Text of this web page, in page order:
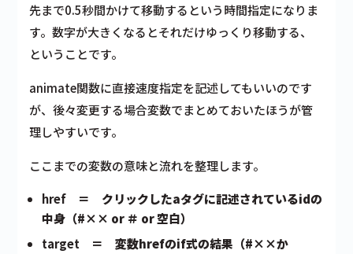
先まで0.5秒間かけて移動するという時間指定になりま
す。数字が大きくなるとそれだけゆっくり移動する、
ということです。
animate関数に直接速度指定を記述してもいいのです
が、後々変更する場合変数でまとめておいたほうが管
理しやすいです。
ここまでの変数の意味と流れを整理します。
href ＝ クリックしたaタグに記述されているidの
中身（#×× or ＃ or 空白）
target ＝ 変数hrefのif式の結果（#××か